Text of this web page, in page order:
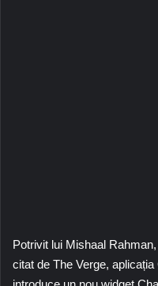
Potrivit lui Mishaal
citat de The Verge,